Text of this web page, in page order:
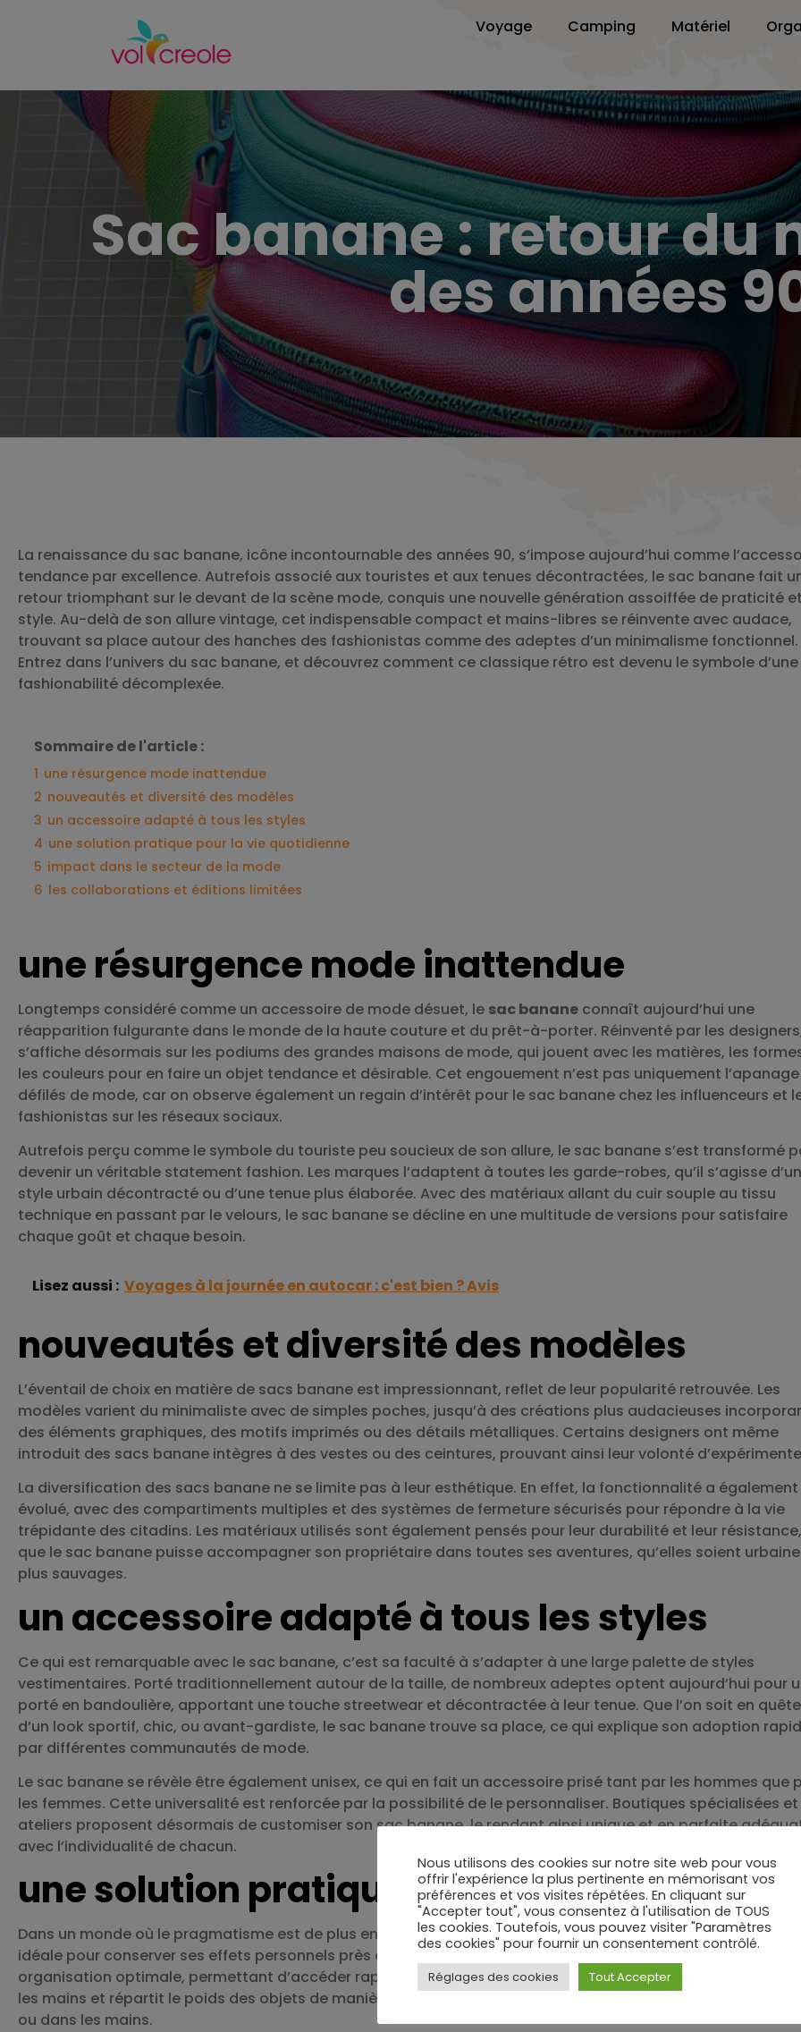
Voyage Camping Matériel
Sac banane : retour du
des années
La renaissance du sac banane, icône incontournable des années 90, s’impose aujourd’hui comme
tendance par excellence. Autrefois associé aux touristes et aux tenues décontractées, le sac banane fait
retour triomphant sur le devant de la scène mode, conquis une nouvelle génération assoiffée de praticité
style. Au-delà de son allure vintage, cet indispensable compact et mains-libres se réinvente avec audace,
trouvant sa place autour des hanches des fashionistas comme des adeptes d’un minimalisme fonctionnel.
Entrez dans l’univers du sac banane, et découvrez comment ce classique rétro est devenu le symbole d’une
fashionabilité décomplexée.
Sommaire de l'article :
1 une résurgence mode inattendue
2 nouveautés et diversité des modèles
3 un accessoire adapté à tous les styles
4 une solution pratique pour la vie quotidienne
5 impact dans le secteur de la mode
6 les collaborations et éditions limitées
une résurgence mode inattendue
Longtemps considéré comme un accessoire de mode désuet, le sac banane connaît aujourd’hui une
réapparition fulgurante dans le monde de la haute couture et du prêt-à-porter. Réinventé par les
s’affiche désormais sur les podiums des grandes maisons de mode, qui jouent avec les matières, les
les couleurs pour en faire un objet tendance et désirable. Cet engouement n’est pas uniquement
défilés de mode, car on observe également un regain d’intérêt pour le sac banane chez les influenceurs et
fashionistas sur les réseaux sociaux.
Autrefois perçu comme le symbole du touriste peu soucieux de son allure, le sac banane s’est transformé
devenir un véritable statement fashion. Les marques l’adaptent à toutes les garde-robes, qu’il s’agisse d’un
style urbain décontracté ou d’une tenue plus élaborée. Avec des matériaux allant du cuir souple au tissu
technique en passant par le velours, le sac banane se décline en une multitude de versions pour satisfaire
chaque goût et chaque besoin.
Lisez aussi : Voyages à la journée en autocar : c'est bien ? Avis
nouveautés et diversité des modèles
L’éventail de choix en matière de sacs banane est impressionnant, reflet de leur popularité retrouvée. Les
modèles varient du minimaliste avec de simples poches, jusqu’à des créations plus audacieuses
des éléments graphiques, des motifs imprimés ou des détails métalliques. Certains designers ont même
introduit des sacs banane intègres à des vestes ou des ceintures, prouvant ainsi leur volonté
La diversification des sacs banane ne se limite pas à leur esthétique. En effet, la fonctionnalité a également
évolué, avec des compartiments multiples et des systèmes de fermeture sécurisés pour répondre à la vie
trépidante des citadins. Les matériaux utilisés sont également pensés pour leur durabilité et leur
que le sac banane puisse accompagner son propriétaire dans toutes ses aventures, qu’elles soient
plus sauvages.
un accessoire adapté à tous les styles
Ce qui est remarquable avec le sac banane, c’est sa faculté à s’adapter à une large palette de styles
vestimentaires. Porté traditionnellement autour de la taille, de nombreux adeptes optent aujourd’hui pour
porté en bandoulière, apportant une touche streetwear et décontractée à leur tenue. Que l’on soit en quête
d’un look sportif, chic, ou avant-gardiste, le sac banane trouve sa place, ce qui explique son adoption
par différentes communautés de mode.
Le sac banane se révèle être également unisex, ce qui en fait un accessoire prisé tant par les hommes que
les femmes. Cette universalité est renforcée par la possibilité de le personnaliser. Boutiques spécialisées et
ateliers proposent désormais de customiser son sac banane, le rendant ainsi unique et en parfaite
avec l’individualité de chacun.
une solution pratique pour la vie
Dans un monde où le pragmatisme est de plus en plus valorisé, le sac banane est perçu comme la solution
idéale pour conserver ses effets personnels près de soi sans sacrifier le style. Son format compact favorise
organisation optimale, permettant d’accéder rapidement à ses biens essentiels. En outre, le sac banane
les mains et répartit le poids des objets de manière équilibrée, allégeant ainsi le fardeau porté sur les
ou dans les mains.
Nous utilisons des cookies sur notre site web pour vous
offrir l'expérience la plus pertinente en mémorisant vos
préférences et vos visites répétées. En cliquant sur
"Accepter tout", vous consentez à l'utilisation de TOUS
les cookies. Toutefois, vous pouvez visiter "Paramètres
des cookies" pour fournir un consentement contrôlé.
Réglages des cookies Tout Accepter